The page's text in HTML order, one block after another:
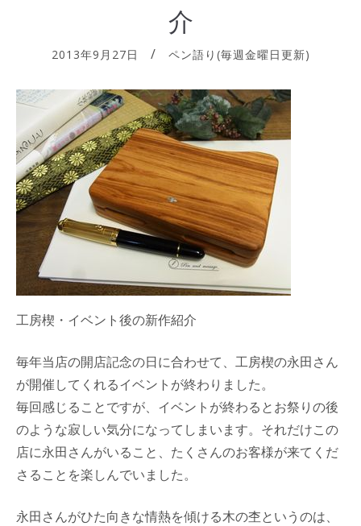
介
2013年9月27日 ペン語り(毎週金曜日更新)
工房楔・イベント後の新作紹介
毎年当店の開店記念の日に合わせて、工房楔の永田さん
が開催してくれるイベントが終わりました。
毎回感じることですが、イベントが終わるとお祭りの後
のような寂しい気分になってしまいます。それだけこの
店に永田さんがいること、たくさんのお客様が来てくだ
さることを楽しんでいました。
永田さんがひた向きな情熱を傾ける木の杢というのは、